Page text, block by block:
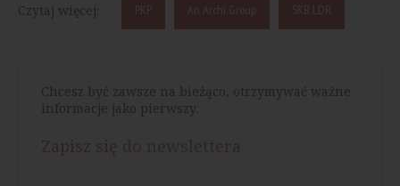
Czytaj więcej: PKP An Archi Group SKB LDR
Chcesz być zawsze na bieżąco, otrzymywać ważne
informacje jako pierwszy.